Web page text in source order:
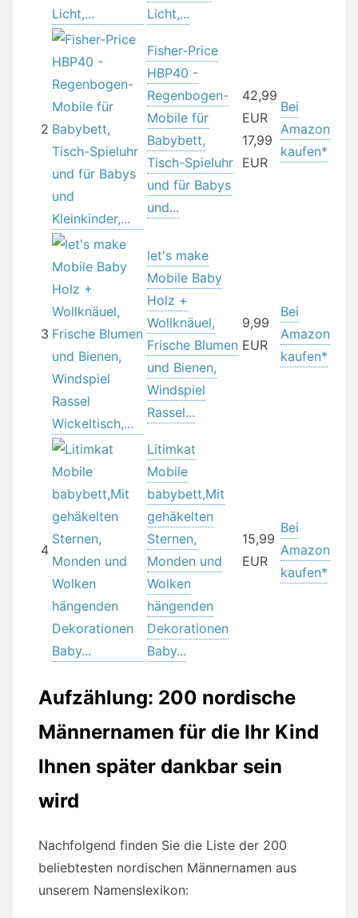
Licht,...
2
Fisher-Price
HBP40 -
Regenbogen-
Mobile für
Babybett,
Tisch-Spieluhr
und für Babys
und...
42,99
EUR
17,99
EUR
Bei
Amazon
kaufen*
3
let's make
Mobile Baby
Holz +
Wollknäuel,
Frische Blumen
und Bienen,
Windspiel
Rassel...
9,99
EUR
Bei
Amazon
kaufen*
4
Litimkat
Mobile
babybett,Mit
gehäkelten
Sternen,
Monden und
Wolken
hängenden
Dekorationen
Baby...
15,99
EUR
Bei
Amazon
kaufen*
Aufzählung: 200 nordische
Männernamen für die Ihr Kind
Ihnen später dankbar sein
wird
Nachfolgend finden Sie die Liste der 200
beliebtesten nordischen Männernamen aus
unserem Namenslexikon: